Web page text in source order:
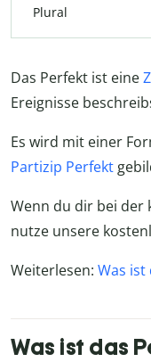
Plural
Das Perfekt ist eine
Ereignisse
Es wird mit einer
Partizip Perfekt
Wenn du dir bei der
nutze unsere
Weiterlesen: Was ist
Was ist das